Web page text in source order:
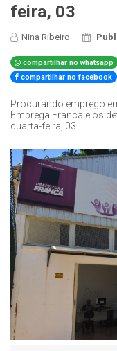
feira, 03
Nina Ribeiro
compartilhar no whatsapp
compartilhar no facebook
Procurando emprego
Emprega Franca e os
quarta-feira, 03